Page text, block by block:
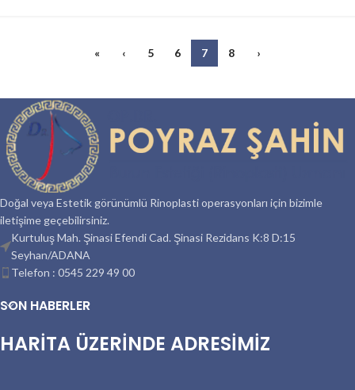
« ‹ 5 6 7 8 ›
Doğal veya Estetik görünümlü Rinoplasti operasyonları için bizimle
iletişime geçebilirsiniz.
Kurtuluş Mah. Şinasi Efendi Cad. Şinasi Rezidans K:8 D:15
Seyhan/ADANA
Telefon : 0545 229 49 00
SON HABERLER
HARİTA ÜZERİNDE ADRESİMİZ